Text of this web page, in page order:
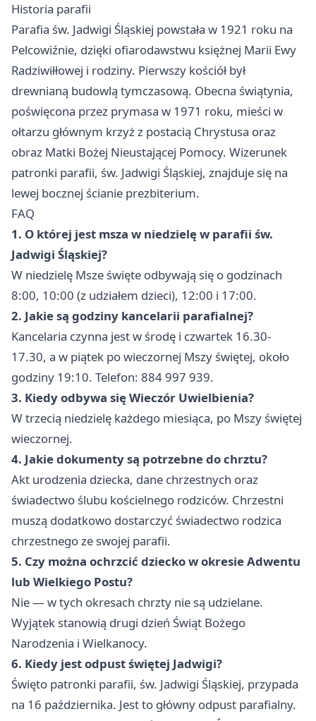
Historia parafii
Parafia św. Jadwigi Śląskiej powstała w 1921 roku na
Pelcowiźnie, dzięki ofiarodawstwu księżnej Marii Ewy
Radziwiłłowej i rodziny. Pierwszy kościół był
drewnianą budowlą tymczasową. Obecna świątynia,
poświęcona przez prymasa w 1971 roku, mieści w
ołtarzu głównym krzyż z postacią Chrystusa oraz
obraz Matki Bożej Nieustającej Pomocy. Wizerunek
patronki parafii, św. Jadwigi Śląskiej, znajduje się na
lewej bocznej ścianie prezbiterium.
FAQ
1. O której jest msza w niedzielę w parafii św.
Jadwigi Śląskiej?
W niedzielę Msze święte odbywają się o godzinach
8:00, 10:00 (z udziałem dzieci), 12:00 i 17:00.
2. Jakie są godziny kancelarii parafialnej?
Kancelaria czynna jest w środę i czwartek 16.30-
17.30, a w piątek po wieczornej Mszy świętej, około
godziny 19:10. Telefon: 884 997 939.
3. Kiedy odbywa się Wieczór Uwielbienia?
W trzecią niedzielę każdego miesiąca, po Mszy świętej
wieczornej.
4. Jakie dokumenty są potrzebne do chrztu?
Akt urodzenia dziecka, dane chrzestnych oraz
świadectwo ślubu kościelnego rodziców. Chrzestni
muszą dodatkowo dostarczyć świadectwo rodzica
chrzestnego ze swojej parafii.
5. Czy można ochrzcić dziecko w okresie Adwentu
lub Wielkiego Postu?
Nie — w tych okresach chrzty nie są udzielane.
Wyjątek stanowią drugi dzień Świąt Bożego
Narodzenia i Wielkanocy.
6. Kiedy jest odpust świętej Jadwigi?
Święto patronki parafii, św. Jadwigi Śląskiej, przypada
na 16 października. Jest to główny odpust parafialny.